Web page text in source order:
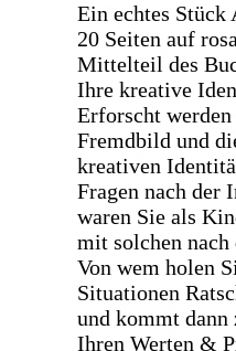
Ein echtes Stück
20 Seiten auf
Mittelteil des
Ihre kreative
Erforscht
Fremdbild und
kreativen
Fragen nach der
waren Sie als
mit solchen
Von wem holen
Situationen
und kommt dann
Ihren Werten &